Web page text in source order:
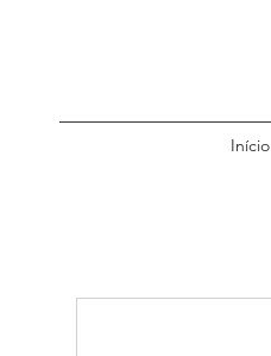
Início